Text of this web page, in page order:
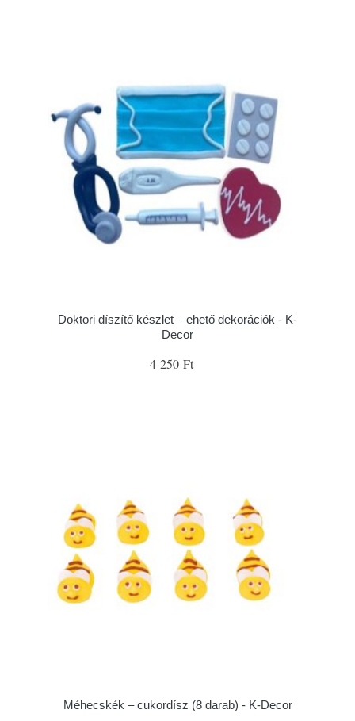
Doktori díszítő készlet – ehető dekorációk - K-
Decor
4 250 Ft
Méhecskék – cukordísz (8 darab) - K-Decor